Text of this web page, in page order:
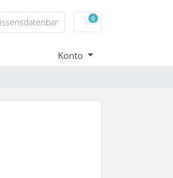
0Mein Warenkorb
Konto